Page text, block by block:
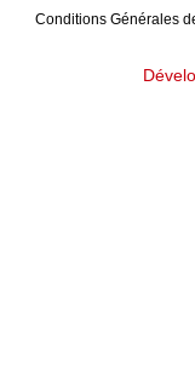
Conditions Générales